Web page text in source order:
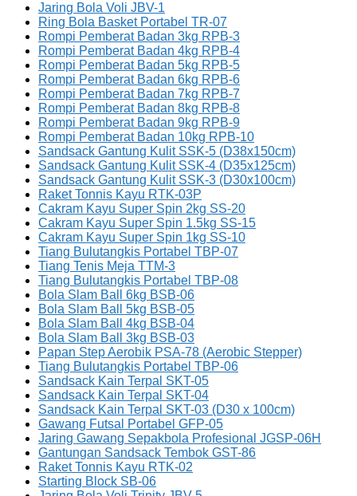
Jaring Bola Voli JBV-1
Ring Bola Basket Portabel TR-07
Rompi Pemberat Badan 3kg RPB-3
Rompi Pemberat Badan 4kg RPB-4
Rompi Pemberat Badan 5kg RPB-5
Rompi Pemberat Badan 6kg RPB-6
Rompi Pemberat Badan 7kg RPB-7
Rompi Pemberat Badan 8kg RPB-8
Rompi Pemberat Badan 9kg RPB-9
Rompi Pemberat Badan 10kg RPB-10
Sandsack Gantung Kulit SSK-5 (D38x150cm)
Sandsack Gantung Kulit SSK-4 (D35x125cm)
Sandsack Gantung Kulit SSK-3 (D30x100cm)
Raket Tonnis Kayu RTK-03P
Cakram Kayu Super Spin 2kg SS-20
Cakram Kayu Super Spin 1.5kg SS-15
Cakram Kayu Super Spin 1kg SS-10
Tiang Bulutangkis Portabel TBP-07
Tiang Tenis Meja TTM-3
Tiang Bulutangkis Portabel TBP-08
Bola Slam Ball 6kg BSB-06
Bola Slam Ball 5kg BSB-05
Bola Slam Ball 4kg BSB-04
Bola Slam Ball 3kg BSB-03
Papan Step Aerobik PSA-78 (Aerobic Stepper)
Tiang Bulutangkis Portabel TBP-06
Sandsack Kain Terpal SKT-05
Sandsack Kain Terpal SKT-04
Sandsack Kain Terpal SKT-03 (D30 x 100cm)
Gawang Futsal Portabel GFP-05
Jaring Gawang Sepakbola Profesional JGSP-06H
Gantungan Sandsack Tembok GST-86
Raket Tonnis Kayu RTK-02
Starting Block SB-06